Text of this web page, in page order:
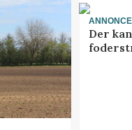
ANNONCE
Der